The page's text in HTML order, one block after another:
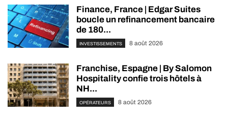
Finance, France | Edgar Suites
boucle un refinancement bancaire
de 180...
INVESTISSEMENTS 8 août 2026
Franchise, Espagne | By Salomon
Hospitality confie trois hôtels à
NH...
OPÉRATEURS 8 août 2026